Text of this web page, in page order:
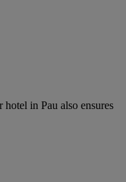
in Pau also ensures